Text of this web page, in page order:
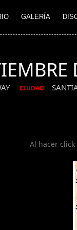
GALERÍA
CIUDAD
Al hacer